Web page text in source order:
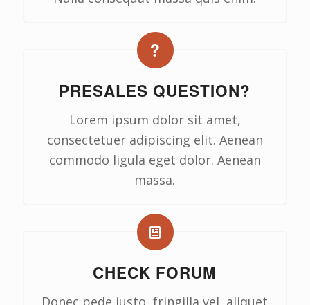
PRESALES QUESTION?
Lorem ipsum dolor sit amet,
consectetuer adipiscing elit. Aenean
commodo ligula eget dolor. Aenean
massa.
CHECK FORUM